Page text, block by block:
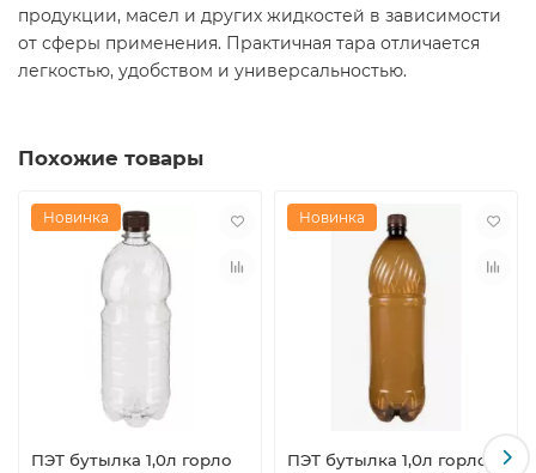
продукции, масел и других жидкостей в зависимости
от сферы применения. Практичная тара отличается
легкостью, удобством и универсальностью.
Похожие товары
Новинка
ПЭТ бутылка 1,0л горло
Новинка
ПЭТ бутылка 1,0л горло